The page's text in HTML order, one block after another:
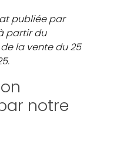
publiée par
partir du
la vente du 25
notre